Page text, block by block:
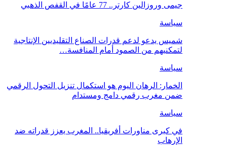
جيمى وروزالين كارتر.. 77 عامًا في القفص الذهبي
سياسة
شميس يدعو لدعم قدرات الصناع التقليديين الإنتاجية
لتمكنيهم من الصمود أمام المنافسة…
سياسة
الخمار: الرهان اليوم هو استكمال تنزيل التحول الرقمي
ضمن مغرب رقمي دامج ومستدام
سياسة
في كبرى مناورات أفريقيا.. المغرب يعزز قدراته ضد
الإرهاب